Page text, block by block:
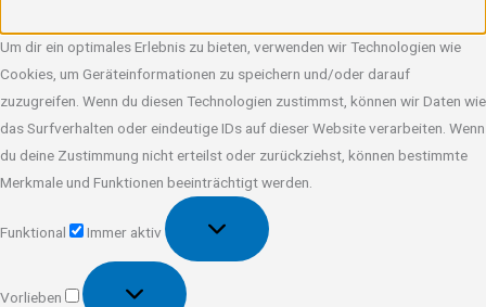
Um dir ein optimales Erlebnis zu bieten, verwenden wir Technologien wie
Cookies, um Geräteinformationen zu speichern und/oder darauf
zuzugreifen. Wenn du diesen Technologien zustimmst, können wir Daten wie
das Surfverhalten oder eindeutige IDs auf dieser Website verarbeiten. Wenn
du deine Zustimmung nicht erteilst oder zurückziehst, können bestimmte
Merkmale und Funktionen beeinträchtigt werden.
Funktional
Immer aktiv
Vorlieben
Vorlieben